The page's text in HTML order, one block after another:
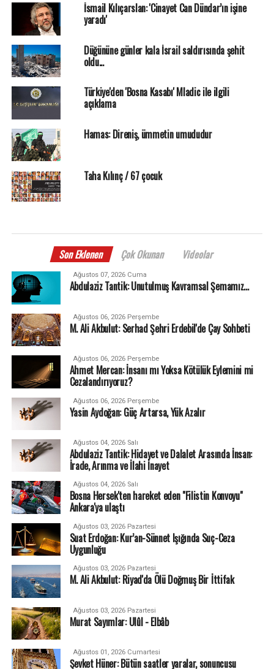
İsmail Kılıçarslan: 'Cinayet Can Dündar’ın işine
yaradı'
Düğününe günler kala İsrail saldırısında şehit
oldu...
Türkiye'den 'Bosna Kasabı' Mladic ile ilgili
açıklama
Hamas: Direniş, ümmetin umududur
Taha Kılınç / 67 çocuk
Son Eklenen Çok Okunan Videolar
Ağustos 07, 2026 Cuma
Abdulaziz Tantik: Unutulmuş Kavramsal Şemamız…
Ağustos 06, 2026 Perşembe
M. Ali Akbulut: Serhad Şehri Erdebil'de Çay Sohbeti
Ağustos 06, 2026 Perşembe
Ahmet Mercan: İnsanı mı Yoksa Kötülük Eylemini mi
Cezalandırıyoruz?
Ağustos 06, 2026 Perşembe
Yasin Aydoğan: Güç Artarsa, Yük Azalır
Ağustos 04, 2026 Salı
Abdulaziz Tantik: Hidayet ve Dalalet Arasında İnsan:
İrade, Arınma ve İlahi İnayet
Ağustos 04, 2026 Salı
Bosna Hersek'ten hareket eden "Filistin Konvoyu"
Ankara'ya ulaştı
Ağustos 03, 2026 Pazartesi
Suat Erdoğan: Kur’an-Sünnet Işığında Suç-Ceza
Uygunluğu
Ağustos 03, 2026 Pazartesi
M. Ali Akbulut: Riyad'da Ölü Doğmuş Bir İttifak
Ağustos 03, 2026 Pazartesi
Murat Sayımlar: Ulûl - Elbâb
Ağustos 01, 2026 Cumartesi
Şevket Hüner: Bütün saatler yaralar, sonuncusu